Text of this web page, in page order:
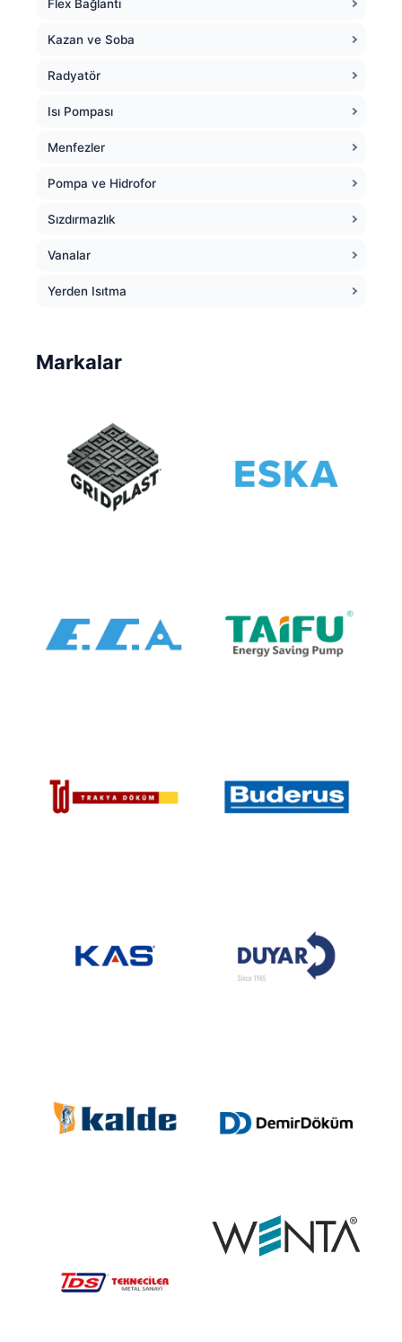
Flex Bağlantı
Kazan ve Soba
Radyatör
Isı Pompası
Menfezler
Pompa ve Hidrofor
Sızdırmazlık
Vanalar
Yerden Isıtma
Markalar